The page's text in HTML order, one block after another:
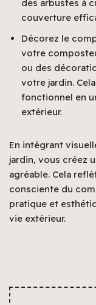
des arbustes à
couverture
Décorez le
votre
ou des
votre jardin.
fonctionnel en
extérieur.
En intégrant
jardin, vous créez
agréable. Cela
consciente du
pratique et
vie extérieur.